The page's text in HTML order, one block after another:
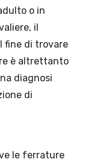
o in
il
fine di trovare
è altrettanto
diagnosi
di
le ferrature